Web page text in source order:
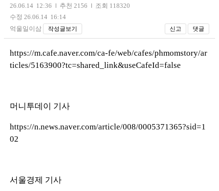
26.06.14 12:36 추천 2156
조회 118320
수정 26.06.14 16:14
억울일이삼
작성글보기 신고 댓글
https://m.cafe.naver.com/ca-fe/web/cafes/phmomstory/ar
ticles/5163900?tc=shared_link&useCafeId=false
머니투데이 기사
https://n.news.naver.com/article/008/0005371365?sid=1
02
서울경제 기사